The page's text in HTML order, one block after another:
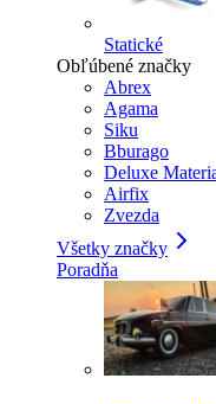
Statické
Obľúbené značky
Abrex
Agama
Siku
Bburago
Deluxe
Airfix
Zvezda
Všetky značky
Poradňa